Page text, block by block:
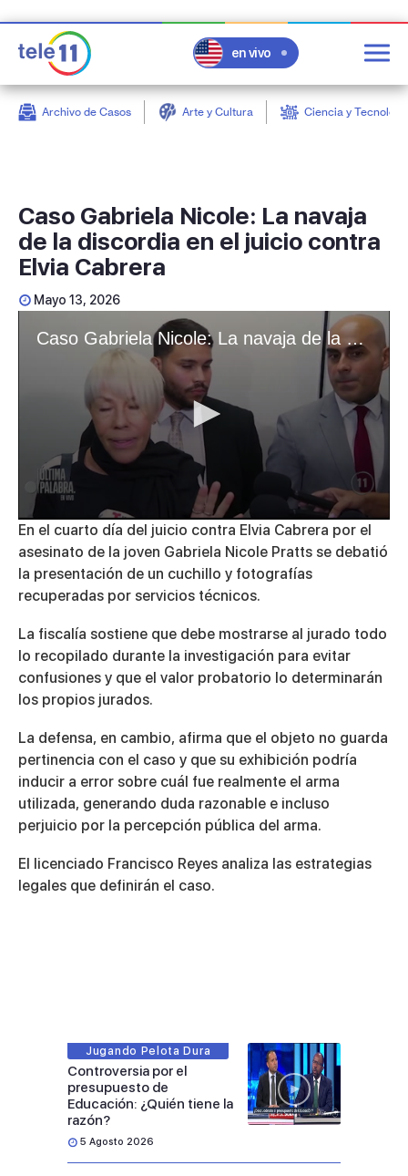
en vivo
Archivo de Casos Arte y Cultura Ciencia y
Caso Gabriela Nicole: La navaja
de la discordia en el juicio contra
Elvia Cabrera
Mayo 13, 2026
Caso Gabriela Nicole: La navaja de la discordia en el juicio contra Elvia Cabrera
0
of
5
minutes,
38
En el cuarto día del juicio contra Elvia Cabrera por el
asesinato de la joven Gabriela Nicole Pratts se debatió
la presentación de un cuchillo y fotografías
recuperadas por servicios técnicos.
La fiscalía sostiene que debe mostrarse al jurado todo
lo recopilado durante la investigación para evitar
confusiones y que el valor probatorio lo determinarán
los propios jurados.
La defensa, en cambio, afirma que el objeto no guarda
pertinencia con el caso y que su exhibición podría
inducir a error sobre cuál fue realmente el arma
utilizada, generando duda razonable e incluso
perjuicio por la percepción pública del arma.
El licenciado Francisco Reyes analiza las estrategias
legales que definirán el caso.
Jugando Pelota Dura
Controversia por el
presupuesto de
Educación: ¿Quién tiene la
razón?
5 Agosto 2026
post